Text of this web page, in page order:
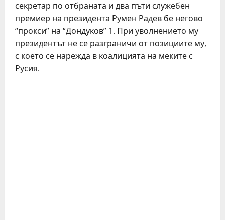
секретар по отбраната и два пъти служебен
премиер на президента Румен Радев бе негово
“прокси” на “Дондуков” 1. При уволнението му
президентът не се разграничи от позициите му,
с което се нарежда в коалицията на меките с
Русия.